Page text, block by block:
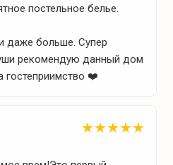
(5 км)
постельное белье.
даже больше. Супер
рекомендую данный дом
гостеприимство ❤️
★★★★★